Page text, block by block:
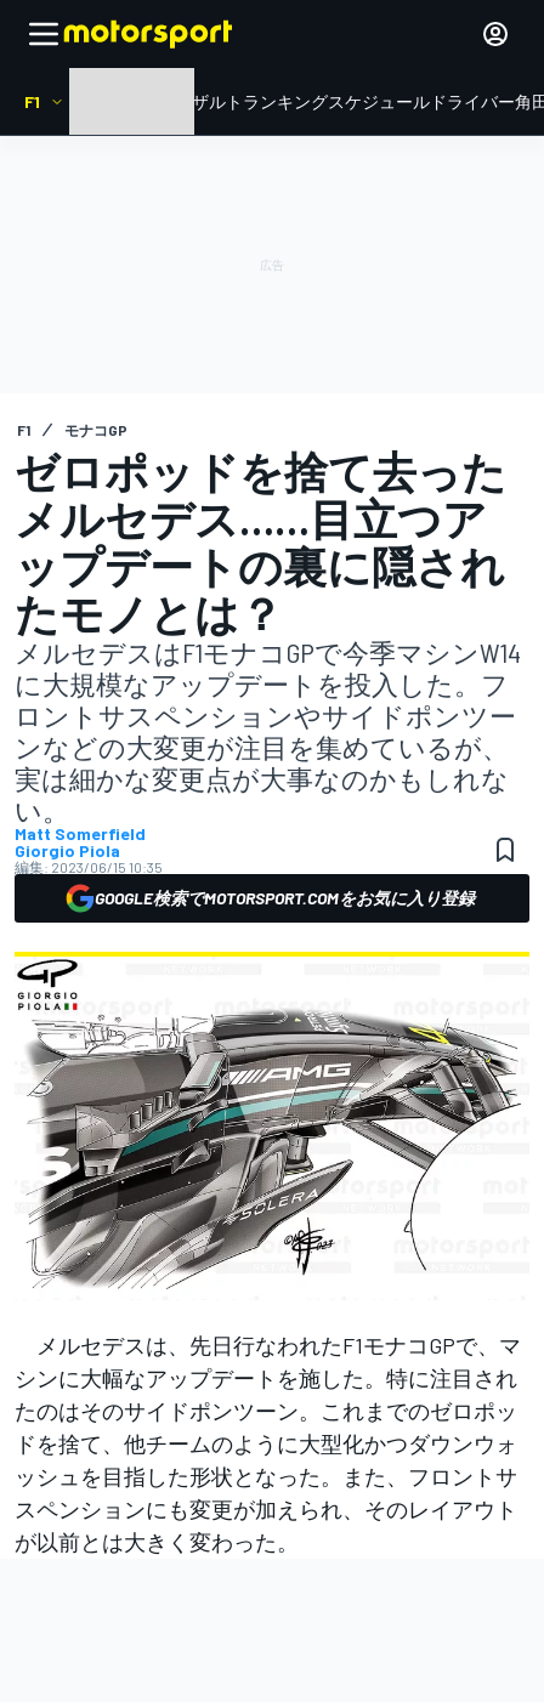
F1 リザルト ランキングスケジュール ドライバー角
F1 モナコGP
ゼロポッドを捨て去った
メルセデス……目立つア
ップデートの裏に隠され
たモノとは？
メルセデスはF1モナコGPで今季マシンW14
に大規模なアップデートを投入した。フ
ロントサスペンションやサイドポンツー
ンなどの大変更が注目を集めているが、
実は細かな変更点が大事なのかもしれな
い。
Matt Somerfield
Giorgio Piola
編集: 2023/06/15 10:35
GOOGLE検索でMOTORSPORT.COMをお気に入り登録
メルセデスは、先日行なわれたF1モナコGPで、マ
シンに大幅なアップデートを施した。特に注目され
たのはそのサイドポンツーン。これまでのゼロポッ
ドを捨て、他チームのように大型化かつダウンウォ
ッシュを目指した形状となった。また、フロントサ
スペンションにも変更が加えられ、そのレイアウト
が以前とは大きく変わった。